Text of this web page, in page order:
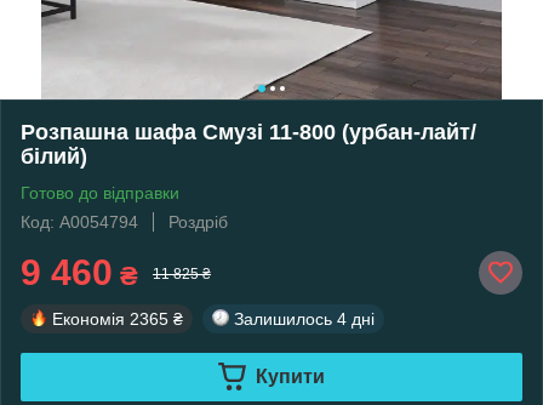
Розпашна шафа Смузі 11-800 (урбан-лайт/
білий)
Готово до відправки
Код: А0054794
Роздріб
9 460 ₴ 11 825 ₴
Економія 2365 ₴ Залишилось 4 дні
Купити